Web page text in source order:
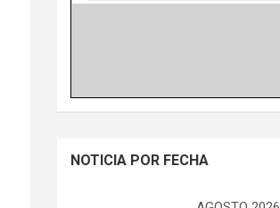
NOTICIA POR FECHA